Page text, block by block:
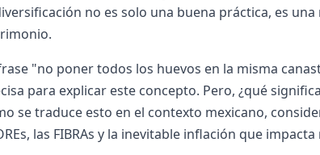
no es solo una buena práctica, es
"no poner todos los huevos en la misma
para explicar este concepto. Pero, ¿qué
se traduce esto en el contexto mexicano,
las FIBRAs y la inevitable inflación que